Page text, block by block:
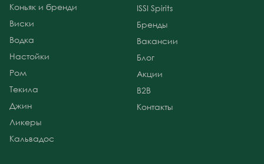
Коньяк и бренди
Виски
Водка
Настойки
Ром
Текила
Джин
Ликеры
Кальвадос
ISSI Spirits
Бренды
Вакансии
Блог
Акции
B2B
Контакты